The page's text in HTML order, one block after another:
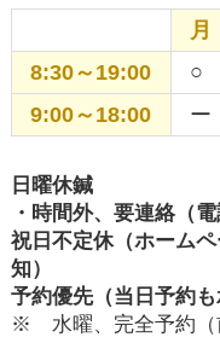
月
8:30～19:00
○
9:00～18:00
ー
日曜休鍼
・時間外、要連絡（
祝日不定休（ホーム
知）
予約優先（当日予約も
※ 水曜、完全予約（